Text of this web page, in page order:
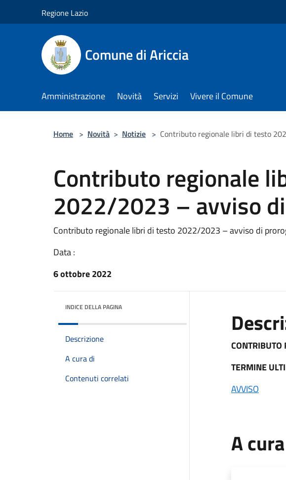
Regione Lazio
Comune di Ariccia
Amministrazione Novità Servizi Vivere il Comune
Home > Novità > Notizie > Contributo regionale libri di testo
Contributo regionale
2022/2023 – avviso
Contributo regionale libri di testo 2022/2023 – avviso di
Data :
6 ottobre 2022
INDICE DELLA PAGINA
Descrizione
A cura di
Contenuti correlati
TERMINE
AVVISO
A